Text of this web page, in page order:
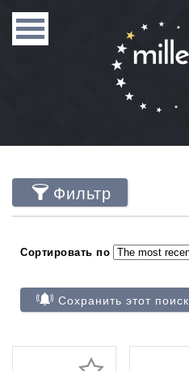
Фильтр
Сортировать по
Сохранить этот поиск